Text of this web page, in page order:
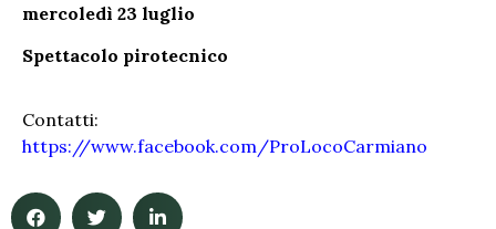
mercoledì 23 luglio
Spettacolo pirotecnico
Contatti:
https://www.facebook.com/ProLocoCarmiano